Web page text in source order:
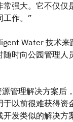
强大。它不仅仅
工作。”
Water 技术来
时向公园管理人
管理解决方案后
以前很难获得资
发类似的解决方